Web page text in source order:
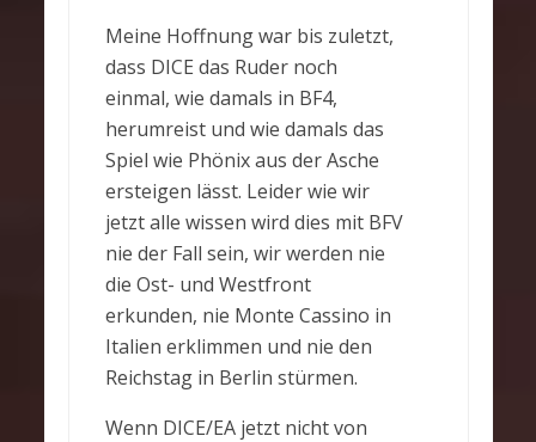
Meine Hoffnung war bis zuletzt,
dass DICE das Ruder noch
einmal, wie damals in BF4,
herumreist und wie damals das
Spiel wie Phönix aus der Asche
ersteigen lässt. Leider wie wir
jetzt alle wissen wird dies mit BFV
nie der Fall sein, wir werden nie
die Ost- und Westfront
erkunden, nie Monte Cassino in
Italien erklimmen und nie den
Reichstag in Berlin stürmen.
Wenn DICE/EA jetzt nicht von